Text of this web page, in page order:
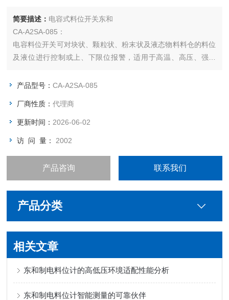
简要描述： 电容式料位开关东和
CA-A2SA-085：
电容料位开关可对块状、颗粒状、粉末状及液态物料料仓的料位
及液位进行控制或上、下限位报警，适用于高温、高压、强腐
泥、粮食等行业中应用广泛。
产品型号：CA-A2SA-085
厂商性质：代理商
更新时间： 2026-06-02
访 问 量： 2002
产品咨询 联系我们
产品分类
相关文章
东和制电料位计的高低压环境适配性能分析
东和制电料位计智能测量的可靠伙伴